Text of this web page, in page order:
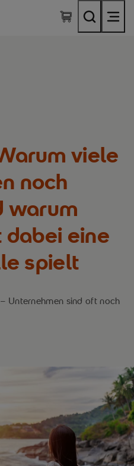
University
viele
noch
warum
eine
spielt
Unternehmen sind oft noch